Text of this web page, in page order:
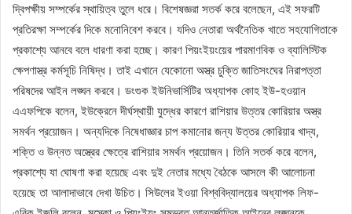
দ্বিপক্ষীয় সম্পর্কের স্থায়িত্ব তুলে ধরে। বিশেষজ্ঞরা সতর্ক করে বলেছেন, এই সফরটি
প্রতিরক্ষা সম্পর্কের দিকে মনোনিবেশ করবে। যদিও নেতারা অর্থনৈতিক খাতে সহযোগিতাকে
প্রকাশ্যে আনবে বলে ধারণা করা হচ্ছে। কারণ পিয়ংইয়ংয়ের পারমাণবিক ও ব্যালিস্টিক
ক্ষেপণাস্ত্র কর্মসূচি নিষিদ্ধ। তাই এখানে যেকোনো অস্ত্র চুক্তি জাতিসংঘের নিরাপত্তা
পরিষদের আইন লঙ্ঘন করবে। ডংগুক ইউনিভার্সিটির অধ্যাপক কোহ ইউ-হওয়ান
এএফপিকে বলেন, ইউক্রেনে দীর্ঘস্থায়ী যুদ্ধের কারণে রাশিয়ার উত্তর কোরিয়ার অস্ত্র
সমর্থন প্রয়োজন। অন্যদিকে নিষেধাজ্ঞার চাপ কমানোর জন্য উত্তর কোরিয়ার খাদ্য,
শক্তি ও উন্নত অস্ত্রের ক্ষেত্রে রাশিয়ার সমর্থন প্রয়োজন। তিনি সতর্ক করে বলেন,
প্রকাশ্যে যা ঘোষণা করা হয়েছে এবং দুই নেতার মধ্যে বৈঠকে আসলে কী আলোচনা
হয়েছে তা আলাদাভাবে দেখা উচিত। সিউলের ইওয়া বিশ্ববিদ্যালয়ের অধ্যাপক লিফ-